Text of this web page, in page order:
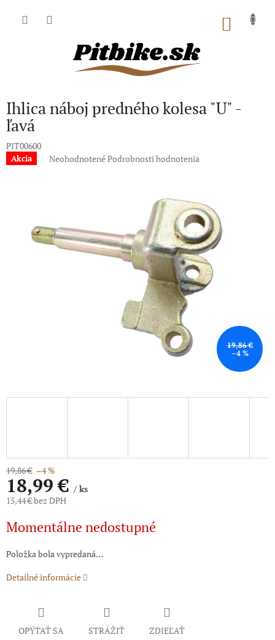
Ihlica náboj predného kolesa "U" -
ľavá
PIT00600
Akcia
Priemerné
5
hviezdičiek.
NeohodnotenéPodrobnosti hodnotenia
19,86 €
–4 %
19,86 € –4 %
18,99 €/ ks
15,44 € bez DPH
cena:
Momentálne nedostupné
Položka bola vypredaná…
Detailné informácie
OPÝTAŤ SA STRÁŽIŤ ZDIEĽAŤ